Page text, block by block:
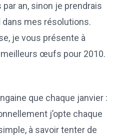
par an, sinon je prendrais
mes résolutions.
je vous présente à
œufs pour 2010.
que chaque janvier :
j’opte chaque
à savoir tenter de